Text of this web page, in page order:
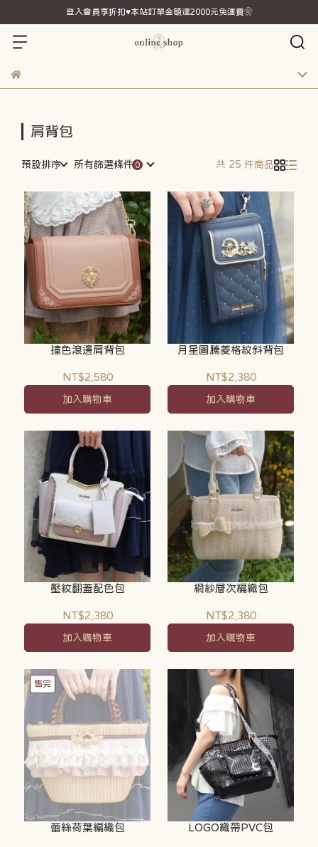
登入會員享折扣♥本站訂單金額達2000元免運費❀
肩背包
預設排序 所有篩選條件 共 25 件商品
撞色滾邊肩背包
NT$2,580
加入購物車
月星圖騰菱格紋斜背包
NT$2,380
加入購物車
壓紋翻蓋配色包
NT$2,380
加入購物車
網紗層次編織包
NT$2,380
加入購物車
售完
蕾絲荷葉編織包 LOGO織帶PVC包